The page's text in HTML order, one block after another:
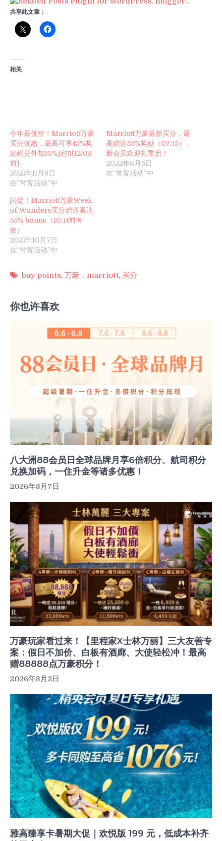
共享此文章：
相关
今年最优价！Marriott万豪
买分优惠，最高可享45%奖
励积分外加10%折扣(12/08
前)
2021年11月9日
在“常客活动”中
Marriott万豪最新买分，最
高赠送55%奖励（07/15），
新会员欢迎礼重启！
2022年6月5日
在“常客活动”中
闪促！Marriott万豪Week
of Wonders买分赠送高达
55% bonus（10/14前有
效）
2021年10月7日
在“常客活动”中
buy points, 万豪，marriott, 买分
你也许喜欢
八大洲88会员日全球品牌月享6倍积分、航司积分
兑换加码，一住升金等诸多优惠！
2026年8月7日
万豪玩家看过来！【里程家X士林万丽】三大友善专
案：假日不加价、白板有酒廊、大使轻松冲！最高
赠88888点万豪积分！
2026年8月2日
雅高臻享卡暑期大促｜欢悦版 199 元，低成本补齐